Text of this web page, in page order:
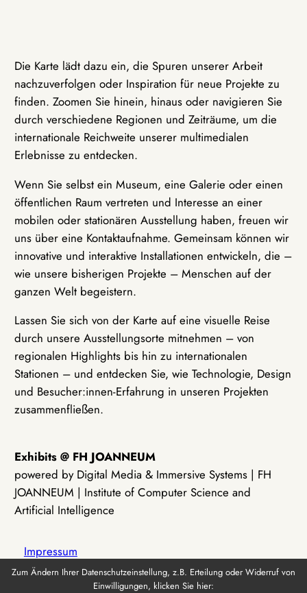
Die Karte lädt dazu ein, die Spuren unserer Arbeit
nachzuverfolgen oder Inspiration für neue Projekte zu
finden. Zoomen Sie hinein, hinaus oder navigieren Sie
durch verschiedene Regionen und Zeiträume, um die
internationale Reichweite unserer multimedialen
Erlebnisse zu entdecken.
Wenn Sie selbst ein Museum, eine Galerie oder einen
öffentlichen Raum vertreten und Interesse an einer
mobilen oder stationären Ausstellung haben, freuen wir
uns über eine Kontaktaufnahme. Gemeinsam können wir
innovative und interaktive Installationen entwickeln, die –
wie unsere bisherigen Projekte – Menschen auf der
ganzen Welt begeistern.
Lassen Sie sich von der Karte auf eine visuelle Reise
durch unsere Ausstellungsorte mitnehmen – von
regionalen Highlights bis hin zu internationalen
Stationen – und entdecken Sie, wie Technologie, Design
und Besucher:innen-Erfahrung in unseren Projekten
zusammenfließen.
Exhibits @ FH JOANNEUM
powered by Digital Media & Immersive Systems | FH
JOANNEUM | Institute of Computer Science and
Artificial Intelligence
Impressum
Zum Ändern Ihrer Datenschutzeinstellung, z.B. Erteilung oder Widerruf von
Einwilligungen, klicken Sie hier: